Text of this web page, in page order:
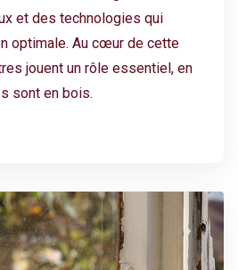
et des technologies qui
optimale. Au cœur de cette
jouent un rôle essentiel, en
sont en bois.